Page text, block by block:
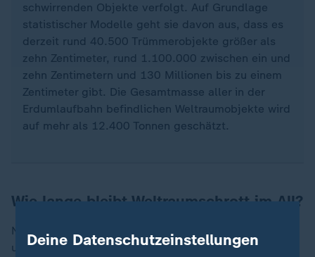
schwirrenden Objekte verfolgt. Auf Grundlage
statistischer Modelle geht sie davon aus, dass es
derzeit rund 40.500 Trümmerobjekte größer als
zehn Zentimeter, rund 1.100.000 zwischen ein und
zehn Zentimetern und 130 Millionen bis zu einem
Zentimeter gibt. Die Gesamtmasse aller in der
Erdumlaufbahn befindlichen Weltraumobjekte wird
auf mehr als 12.400 Tonnen geschätzt.
Wie lange bleibt Weltraumschrott im All?
Nach Angaben der Nasa fallen Trümmer in einer Höhe
unter 600 Kilometern innerhalb weniger Jahre wieder
Deine Datenschutzeinstellungen